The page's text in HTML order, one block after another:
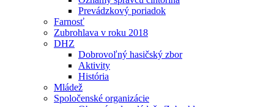
Prevádzkový poriadok
Farnosť
Zubrohlava v roku 2018
DHZ
Dobrovoľný hasičský zbor
Aktivity
História
Mládež
Spoločenské organizácie